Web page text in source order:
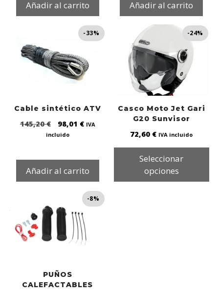
Añadir al carrito Añadir al carrito
-33%
Cable sintético ATV
145,20€ 98,01 € IVA
incluido
Añadir al carrito
-24%
Casco Moto Jet Gari
G20 Sunvisor
72,60 € IVA incluido
Seleccionar
opciones
-8%
PUÑOS
CALEFACTABLES